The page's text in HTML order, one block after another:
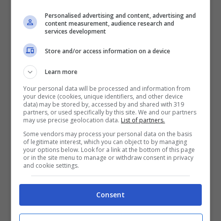
partita a golf, magari cercando di giocare
negli orari più freschi.
L’ideale sarebbe scegliere una destinazione
dove vi sono più campi da golf nelle
vicinanze della residenza scelta per la
vacanza. Per esempio inAlgarve(Portogallo)
Costa del Sol(Spagna) vi sono molte
location che offrono ampia scelta di campi da
golf.
Personalmente amo molto la montagna in
estate. Mi piacciono i boschi (meglio
Personalised advertising and content, advertising and
content measurement, audience research and
services development
Store and/or access information on a device
Learn more
Your personal data will be processed and information from
your device (cookies, unique identifiers, and other device
data) may be stored by, accessed by and shared with 319
partners, or used specifically by this site. We and our partners
may use precise geolocation data. List of partners.
Some vendors may process your personal data on the basis
of legitimate interest, which you can object to by managing
your options below. Look for a link at the bottom of this page
or in the site menu to manage or withdraw consent in privacy
and cookie settings.
Consent